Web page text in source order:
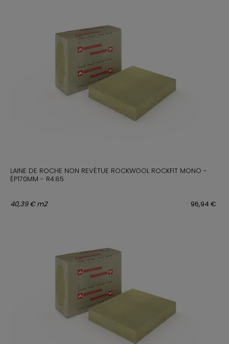
LAINE DE ROCHE NON REVÊTUE ROCKWOOL ROCKFIT MONO -
ÉP170MM - R4.85
96,94 €
40,39 € m2